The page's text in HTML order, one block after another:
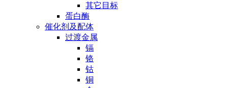
其它目标
蛋白酶
催化剂及配体
过渡金属
镉
铬
钴
铜